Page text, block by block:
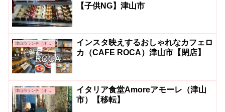
【子供NG】津山市
津山市ランチ（オシャレ系・カフェ系）
インスタ映えするおしゃれなカフェロ
カ（CAFE ROCA）津山市【閉店】
イタリア食堂Amoreアモーレ（津山
市）【移転】